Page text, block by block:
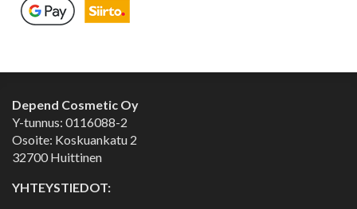
Depend Cosmetic Oy
Y-tunnus: 0116088-2
Osoite: Koskuankatu 2
32700 Huittinen
YHTEYSTIEDOT: